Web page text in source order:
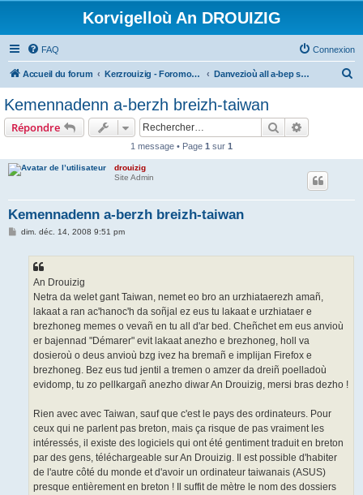
Korvigelloù An DROUIZIG
FAQ Connexion
Accueil du forum Kerzrouizig - Foromoù An Drouizig Danvezioù all a-bep seurt
Kemennadenn a-berzh breizh-taiwan
Répondre Rechercher
1 message • Page 1 sur 1
drouizig
Site Admin
Kemennadenn a-berzh breizh-taiwan
Mdim. déc. 14, 2008 9:51 pm
An Drouizig
Netra da welet gant Taiwan, nemet eo bro an urzhiataerezh amañ,
lakaat a ran ac'hanoc'h da soñjal ez eus tu lakaat e urzhiataer e
brezhoneg memes o vevañ en tu all d'ar bed. Cheñchet em eus anvioù
er bajennad "Démarer" evit lakaat anezho e brezhoneg, holl va
dosieroù o deus anvioù bzg ivez ha bremañ e implijan Firefox e
brezhoneg. Bez eus tud jentil a tremen o amzer da dreiñ poelladoù
evidomp, tu zo pellkargañ anezho diwar An Drouizig, mersi bras dezho !
Rien avec avec Taiwan, sauf que c'est le pays des ordinateurs. Pour
ceux qui ne parlent pas breton, mais ça risque de pas vraiment les
intéressés, il existe des logiciels qui ont été gentiment traduit en breton
par des gens, téléchargeable sur An Drouizig. Il est possible d'habiter
de l'autre côté du monde et d'avoir un ordinateur taiwanais (ASUS)
presque entièrement en breton ! Il suffit de mètre le nom des dossiers